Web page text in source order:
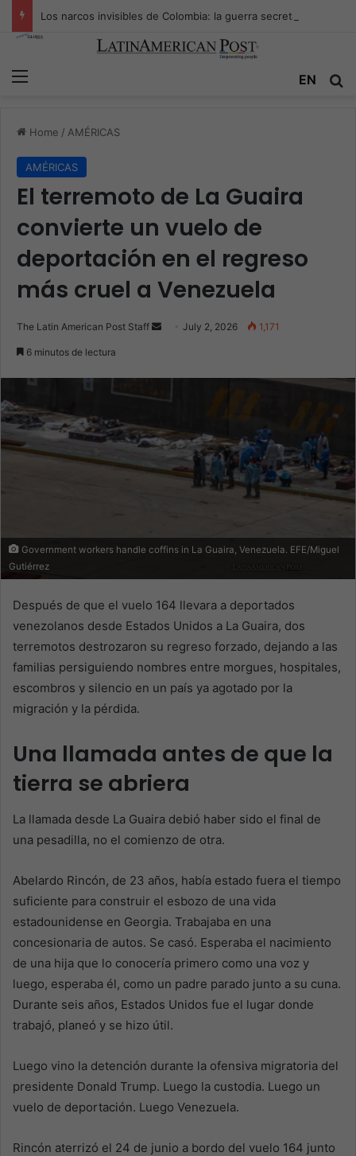
Menu EN
Home / AMÉRICAS
AMÉRICAS
El terremoto de La Guaira
convierte un vuelo de
deportación en el regreso
más cruel a Venezuela
The Latin American Post Staff
SendJuly 2, 2026 1,171
6 minutos de lectura
Government workers handle coffins in La Guaira, Venezuela. EFE/Miguel
Gutiérrez
Después de que el vuelo 164 llevara a deportados
venezolanos desde Estados Unidos a La Guaira, dos
terremotos destrozaron su regreso forzado, dejando a las
familias persiguiendo nombres entre morgues, hospitales,
escombros y silencio en un país ya agotado por la
migración y la pérdida.
Una llamada antes de que la
tierra se abriera
La llamada desde La Guaira debió haber sido el final de
una pesadilla, no el comienzo de otra.
Abelardo Rincón, de 23 años, había estado fuera el tiempo
suficiente para construir el esbozo de una vida
estadounidense en Georgia. Trabajaba en una
concesionaria de autos. Se casó. Esperaba el nacimiento
de una hija que lo conocería primero como una voz y
luego, esperaba él, como un padre parado junto a su cuna.
Durante seis años, Estados Unidos fue el lugar donde
trabajó, planeó y se hizo útil.
Luego vino la detención durante la ofensiva migratoria del
presidente Donald Trump. Luego la custodia. Luego un
vuelo de deportación. Luego Venezuela.
Rincón aterrizó el 24 de junio a bordo del vuelo 164 junto